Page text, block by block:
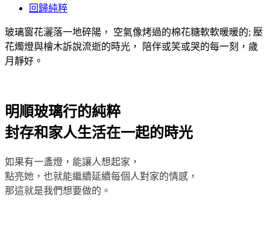
回歸純粹
玻璃窗花灑落一地碎陽， 空氣像烤過的棉花糖軟軟暖暖的; 壓
花燭燈與檜木訴說流逝的時光， 陪伴或笑或哭的每一刻，歲
月靜好。
明順玻璃行的純粹
封存和家人生活在一起的時光
如果有一盞燈，能讓人想起家，
點亮她，也就能繼續延續每個人對家的情感，
那這就是我們想要做的。